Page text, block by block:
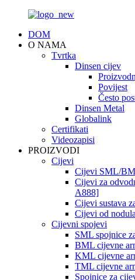
DOM
O NAMA
Tvrtka
Dinsen cijev
Povijest
Često
Dinsen Metal
Globalink
Certifikati
Videozapisi
PROIZVODI
Cijevi
Cijevi SML/
Cijevi za
A888]
Cijevi sustava
Cijevi od
Cijevni spojevi
SML spojnice
BML cijevne
KML cijevne
TML cijevne
Spojnice za